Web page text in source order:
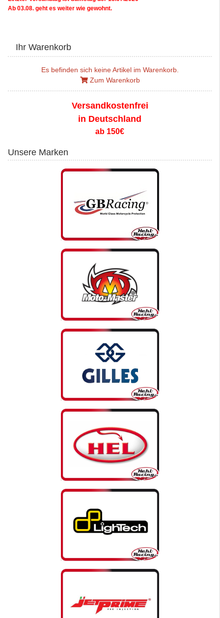
Ab 03.08. geht es weiter wie gewohnt.
Ihr Warenkorb
Es befinden sich keine Artikel im Warenkorb.
Zum Warenkorb
Versandkostenfrei
in Deutschland
ab 150€
Unsere Marken